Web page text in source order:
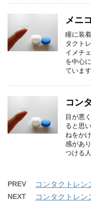
メニ
瞳に装
タクト
イメチ
を中心
ていま
コン
目が悪
ると思
ねをか
感があ
つける
PREV コンタクトレン
NEXT コンタクトレ